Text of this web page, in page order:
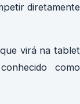
diretamente
virá na tablet
como